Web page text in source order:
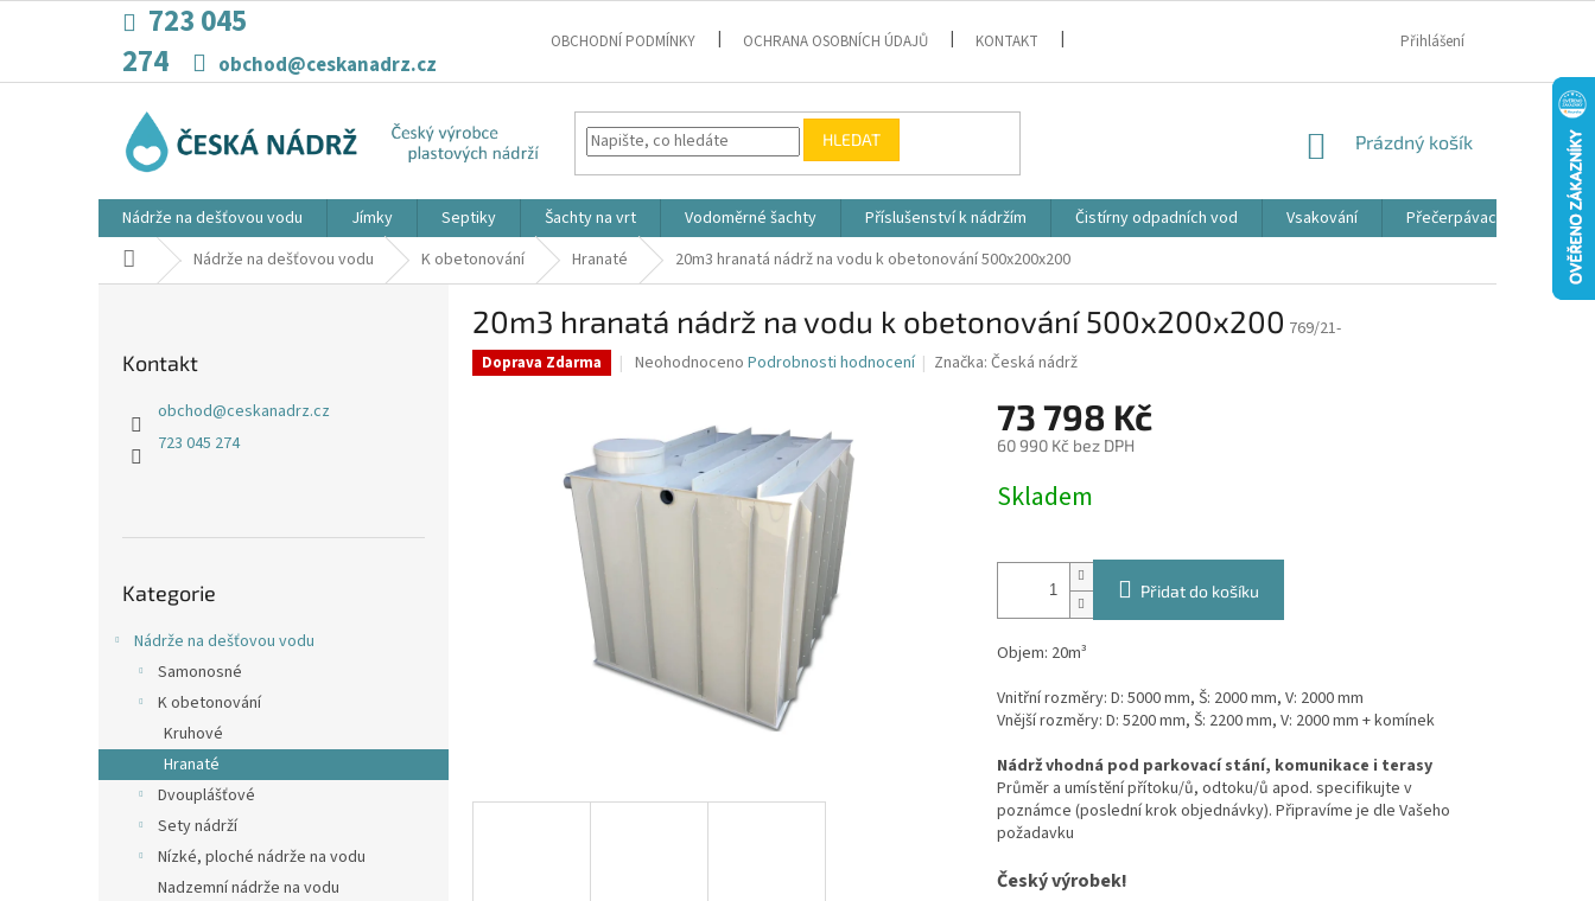
723 045
274
obchod@ceskanadrz.cz
OBCHODNÍ PODMÍNKY OCHRANA OSOBNÍCH ÚDAJŮ KONTAKT Přihlášení
HLEDAT
NÁKUPNÍ
Prázdný košík
Nádrže na dešťovou vodu Jímky Septiky Šachty na vrt Vodoměrné šachty Příslušenství k nádržím Čistírny odpadních vod Vsakování Přečerpávací jímky
Domů Nádrže na dešťovou vodu K obetonování Hranaté 20m3 hranatá nádrž na vodu k obetonování 500x200x200
Kontakt
obchod@ceskanadrz.cz
723 045 274
kategorie
Kategorie
Nádrže na dešťovou vodu
Samonosné
K obetonování
Kruhové
Hranaté
Dvouplášťové
Sety nádrží
Nízké, ploché nádrže na vodu
Nadzemní nádrže na vodu
20m3 hranatá nádrž na vodu k obetonování 500x200x200 769/21-
Doprava Zdarma
Průměrné
0,0
z
5
Neohodnoceno Podrobnosti hodnocení Značka:Česká nádrž
73 798 Kč
60 990 Kč bez DPH
cena:
Skladem
Přidat do košíku
Objem: 20m³
Vnitřní rozměry: D: 5000 mm, Š: 2000 mm, V: 2000 mm
Vnější rozměry: D: 5200 mm, Š: 2200 mm, V: 2000 mm + komínek
Nádrž vhodná pod parkovací stání, komunikace i terasy
Průměr a umístění přítoku/ů, odtoku/ů apod. specifikujte v
poznámce (poslední krok objednávky). Připravíme je dle Vašeho
požadavku
Český výrobek!